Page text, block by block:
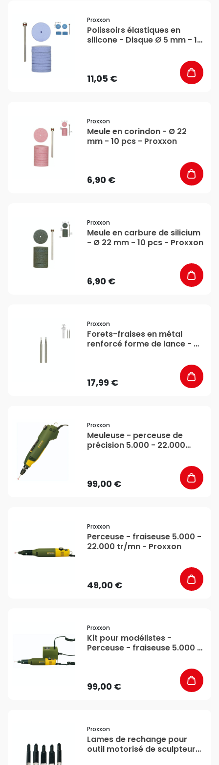
Proxxon
Polissoirs élastiques en
silicone - Disque Ø 5 mm - 10
11,05 €
Proxxon
Meule en corindon - Ø 22
mm - 10 pcs - Proxxon
6,90 €
Proxxon
Meule en carbure de silicium
- Ø 22 mm - 10 pcs - Proxxon
6,90 €
Proxxon
Forets-fraises en métal
renforcé forme de lance - Ø
17,99 €
Proxxon
Meuleuse - perceuse de
précision 5.000 - 22.000
99,00 €
Proxxon
Perceuse - fraiseuse 5.000 -
22.000 tr/mn - Proxxon
49,00 €
Proxxon
Kit pour modélistes -
Perceuse - fraiseuse 5.000 -
99,00 €
Proxxon
Lames de rechange pour
outil motorisé de sculpteur